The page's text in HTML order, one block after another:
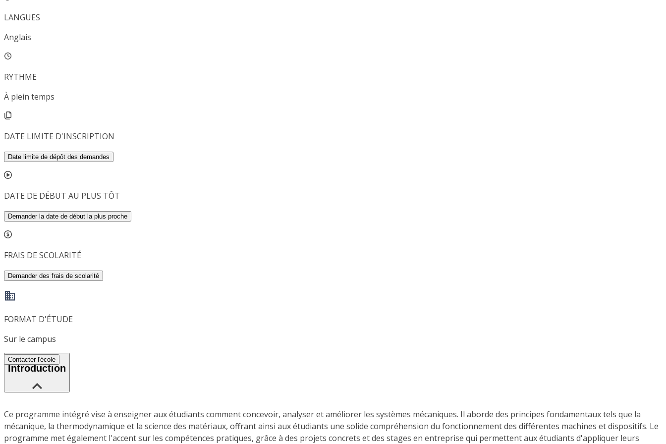
LANGUES
Anglais
RYTHME
À plein temps
DATE LIMITE D'INSCRIPTION
Date limite de dépôt des demandes
DATE DE DÉBUT AU PLUS TÔT
Demander la date de début la plus proche
FRAIS DE SCOLARITÉ
Demander des frais de scolarité
FORMAT D'ÉTUDE
Sur le campus
Contacter l'école
Introduction
Ce programme intégré vise à enseigner aux étudiants comment concevoir, analyser et améliorer les systèmes mécaniques. Il aborde des principes fondamentaux tels que la
mécanique, la thermodynamique et la science des matériaux, offrant ainsi aux étudiants une solide compréhension du fonctionnement des différentes machines et dispositifs. Le
programme met également l'accent sur les compétences pratiques, grâce à des projets concrets et des stages en entreprise qui permettent aux étudiants d'appliquer leurs